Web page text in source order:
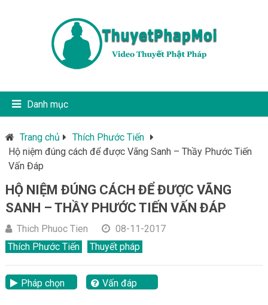
Danh mục
Trang chủ
Thích Phước Tiến
Hộ niệm đúng cách để được Vãng Sanh – Thầy Phước Tiến
Vấn Đáp
HỘ NIỆM ĐÚNG CÁCH ĐỂ ĐƯỢC VÃNG
SANH – THẦY PHƯỚC TIẾN VẤN ĐÁP
Thich Phuoc Tien
08-11-2017
Thích Phước Tiến
Thuyết pháp
Pháp chọn
Vấn đáp